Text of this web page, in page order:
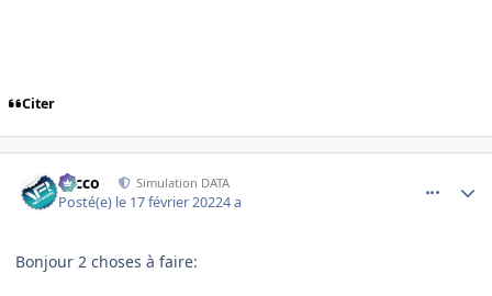
Citer
Nicco Simulation DATA
Posté(e) le 17 février 20224 a
Bonjour 2 choses à faire: